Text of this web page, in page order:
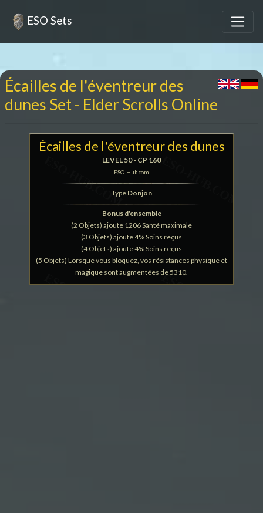
ESO Sets
Écailles de l'éventreur des
dunes Set - Elder Scrolls Online
Écailles de l'éventreur des dunes
LEVEL 50 - CP 160
ESO-Hub.com
Type Donjon
Bonus d'ensemble
(2 Objets) ajoute 1206 Santé maximale
(3 Objets) ajoute 4% Soins reçus
(4 Objets) ajoute 4% Soins reçus
(5 Objets) Lorsque vous bloquez, vos résistances physique et
magique sont augmentées de 5310.